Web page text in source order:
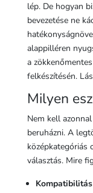
lép. De hogyan
bevezetése ne
alappilléren
a
felkészítésén.
Milyen
Nem kell
beruházni. A
középkategóriás
választás. Mire